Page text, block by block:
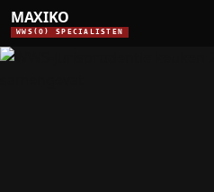
MAXIKO
WWS(O) SPECIALISTEN